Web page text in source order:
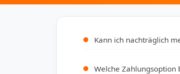
Kann ich nachträglich
Welche Zahlungsoption